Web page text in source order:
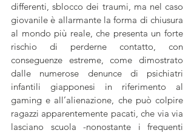
differenti, sblocco dei traumi, ma nel caso
giovanile è allarmante la forma di chiusura
al mondo più reale, che presenta un forte
rischio di perderne contatto, con
conseguenze estreme, come dimostrato
dalle numerose denunce di psichiatri
infantili giapponesi in riferimento al
gaming e all’alienazione, che può colpire
ragazzi apparentemente pacati, che via via
lasciano scuola -nonostante i frequenti